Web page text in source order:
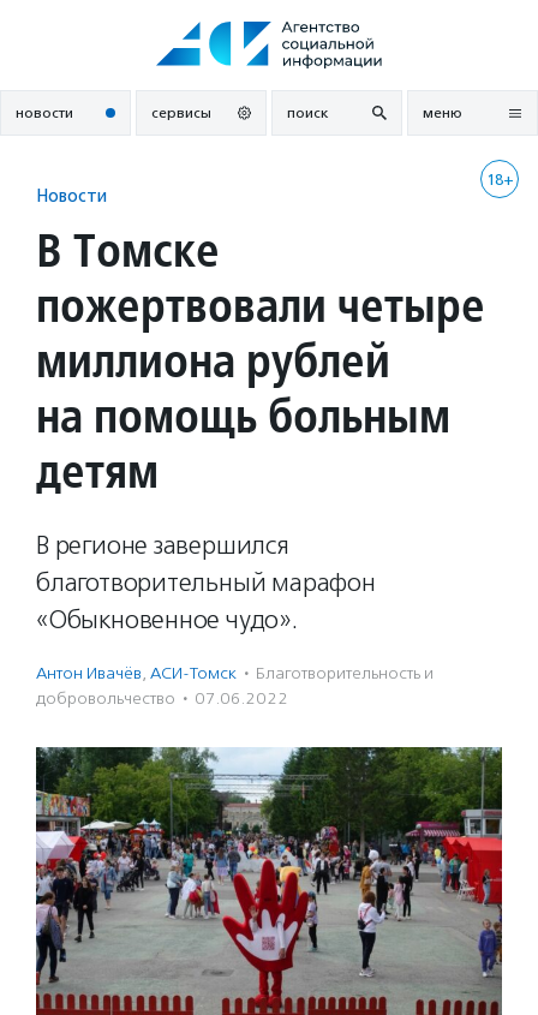
новости сервисы поиск меню
18+
Новости
В Томске
пожертвовали четыре
миллиона рублей
на помощь больным
детям
В регионе завершился
благотворительный марафон
«Обыкновенное чудо».
Антон Ивачёв, АСИ-Томск · Благотвори­тель­ность и
доброволь­чест­во · 07.06.2022